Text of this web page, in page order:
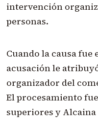
intervención
personas.
Cuando la causa fue
acusación le
organizador del
El procesamiento
superiores y